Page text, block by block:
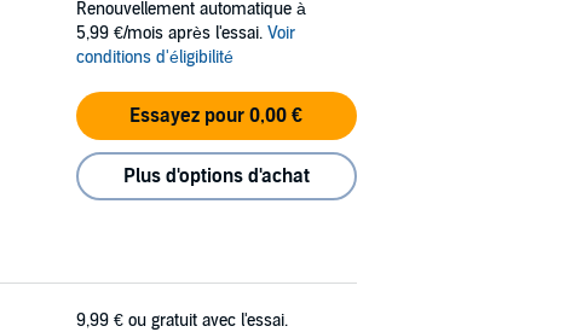
Renouvellement automatique à
5,99 €/mois après l'essai. Voir
conditions d'éligibilité
Essayez pour 0,00 €
Plus d'options d'achat
9,99 € ou gratuit avec l'essai.